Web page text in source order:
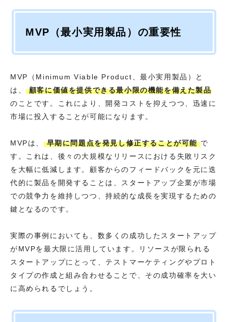
MVP（最小実用製品）の重要性
MVP（Minimum Viable Product、最小実用製品）と
は、顧客に価値を提供できる最小限の機能を備えた製品
のことです。これにより、開発コストを抑えつつ、迅速に
市場に投入することが可能になります。
MVPは、 早期に問題点を発見し修正することが可能で
す。これは、後々の大規模なリリースにおける失敗リスク
を大幅に低減します。顧客からのフィードバックを元に迭
代的に製品を開発することは、スタートアップ企業が市場
での競争力を維持しつつ、持続的な成長を実現するための
鍵となるのです。
実際の事例においても、数多くの成功したスタートアップ
がMVPを最大限に活用しています。リソースが限られる
スタートアップにとって、テストマーケティングやプロト
タイプの作成と組み合わせることで、その成功確率を大い
に高められるでしょう。